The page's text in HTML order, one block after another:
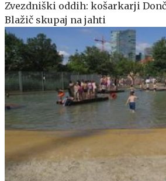
Zvezdniški oddih: košarkarji
Blažič skupaj na jahti